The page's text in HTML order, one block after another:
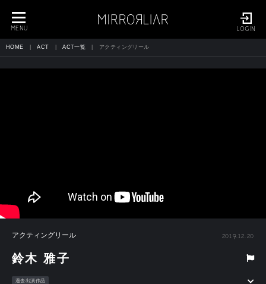
LOGIN
toggle
navigation
MENU
HOME ACT ACT一覧 アクティングリール
アクティングリール 2019.12.20
鈴木 雅子
過去出演作品